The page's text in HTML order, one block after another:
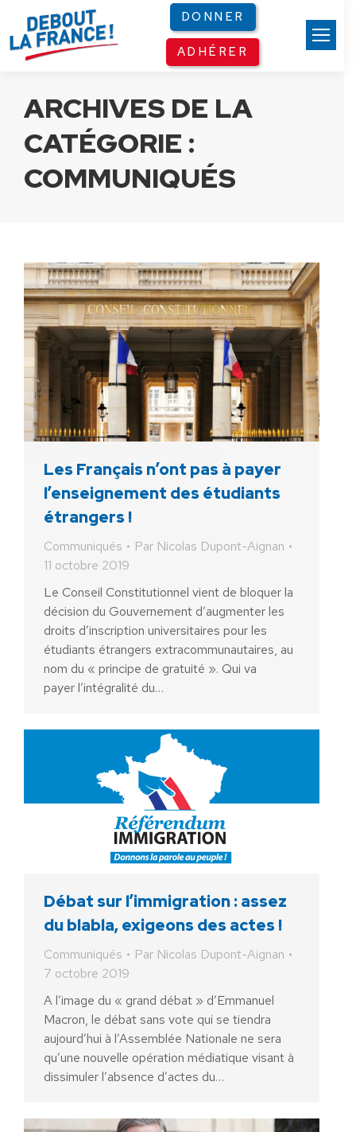
DONNER
ADHÉRER
ARCHIVES DE LA
CATÉGORIE :
COMMUNIQUÉS
Les Français n’ont pas à payer
l’enseignement des étudiants
étrangers !
Communiqués Par Nicolas Dupont-Aignan
11 octobre 2019
Le Conseil Constitutionnel vient de bloquer la
décision du Gouvernement d’augmenter les
droits d’inscription universitaires pour les
étudiants étrangers extracommunautaires, au
nom du « principe de gratuité ». Qui va
payer l’intégralité du…
Débat sur l’immigration : assez
du blabla, exigeons des actes !
Communiqués Par Nicolas Dupont-Aignan
7 octobre 2019
A l’image du « grand débat » d’Emmanuel
Macron, le débat sans vote qui se tiendra
aujourd’hui à l’Assemblée Nationale ne sera
qu’une nouvelle opération médiatique visant à
dissimuler l’absence d’actes du…
Panneau de gestion des cookies